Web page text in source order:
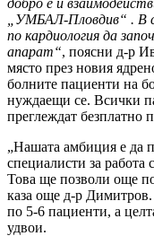
„УМБАЛ-Пловдив“ . В
по кардиология да
апарат“, поясни д-р
място през новия
болните пациенти на
нуждаещи се. Всички
преглеждат безплатно
„Нашата амбиция е да
специалисти за работа
Това ще позволи още
каза още д-р
по 5-6 пациенти, а
удвои.